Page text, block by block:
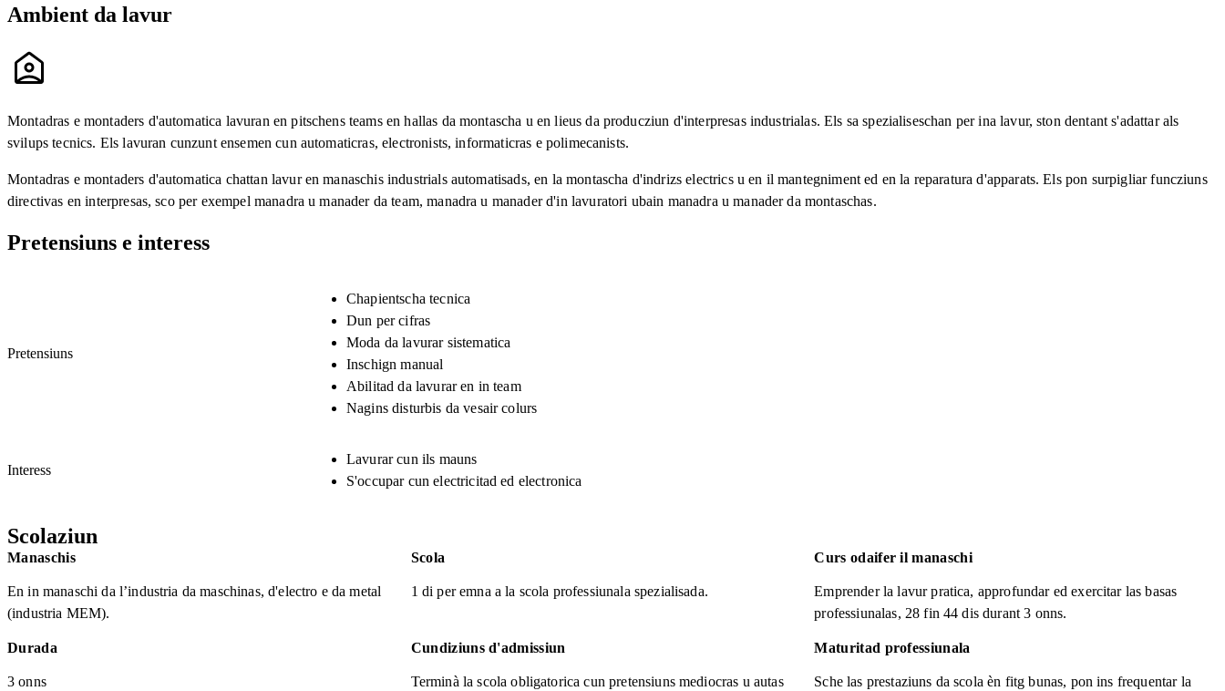
Ambient da lavur
Montadras e montaders d'automatica lavuran en pitschens teams en hallas da montascha u en lieus da producziun d'interpresas industrialas. Els sa spezialiseschan per ina lavur, ston dentant s'adattar als
svilups tecnics. Els lavuran cunzunt ensemen cun automaticras, electronists, informaticras e polimecanists.
Montadras e montaders d'automatica chattan lavur en manaschis industrials automatisads, en la montascha d'indrizs electrics u en il mantegniment ed en la reparatura d'apparats. Els pon surpigliar funcziuns
directivas en interpresas, sco per exempel manadra u manader da team, manadra u manader d'in lavuratori ubain manadra u manader da montaschas.
Pretensiuns e interess
Pretensiuns
Chapientscha tecnica
Dun per cifras
Moda da lavurar sistematica
Inschign manual
Abilitad da lavurar en in team
Nagins disturbis da vesair colurs
Interess
Lavurar cun ils mauns
S'occupar cun electricitad ed electronica
Scolaziun
Manaschis
En in manaschi da l’industria da maschinas, d'electro e da metal
(industria MEM).
Scola
1 di per emna a la scola professiunala spezialisada.
Curs odaifer il manaschi
Emprender la lavur pratica, approfundar ed exercitar las basas
professiunalas, 28 fin 44 dis durant 3 onns.
Durada
3 onns
Cundiziuns d'admissiun
Terminà la scola obligatorica cun pretensiuns mediocras u autas
Maturitad professiunala
Sche las prestaziuns da scola èn fitg bunas, pon ins frequentar la